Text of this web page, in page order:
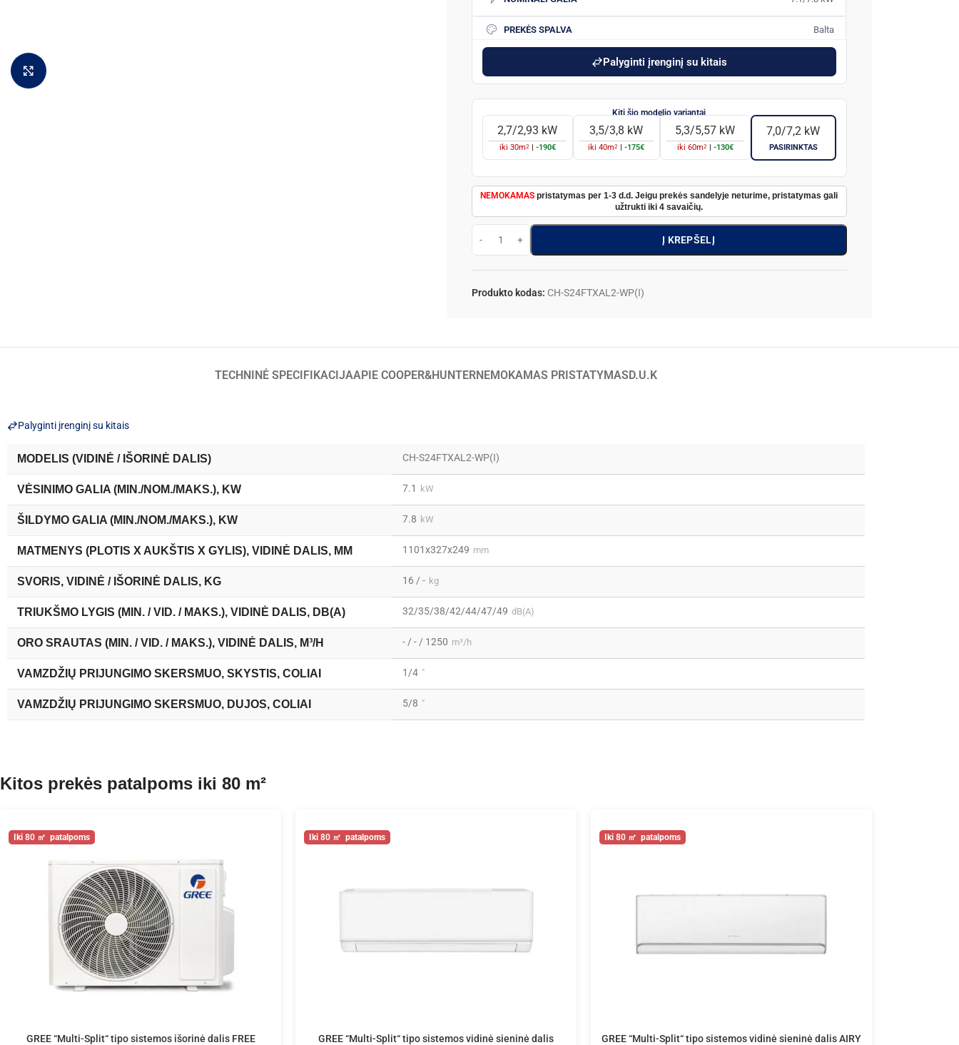
PREKĖS SPALVA Balta
Palyginti įrenginį su kitais
2,7/2,93 kW
iki 30m2 -190€
3,5/3,8 kW
iki40m2 -175€
5,3/5,57 kW
iki 60m2 -130€
7,0/7,2 kW
PASIRINKTAS
NEMOKAMAS pristatymas per 1-3 d.d. Jeigu prekės sandelyje neturime, pristatymas gali
užtrukti iki 4 savaičių.
Į KREPŠELĮ
Produkto kodas: CH-S24FTXAL2-WP(I)
TECHNINĖ SPECIFIKACIJAAPIE COOPER&HUNTERNEMOKAMAS PRISTATYMAS D.U.K
Palyginti įrenginį su kitais
MODELIS (VIDINĖ / IŠORINĖ DALIS) CH-S24FTXAL2-WP(I)
VĖSINIMO GALIA (MIN./NOM./MAKS.), KW 7.1 kW
ŠILDYMO GALIA (MIN./NOM./MAKS.), KW 7.8 kW
MATMENYS (PLOTIS X AUKŠTIS X GYLIS), VIDINĖ DALIS, MM 1101x327x249 mm
SVORIS, VIDINĖ / IŠORINĖ DALIS, KG 16 / - kg
TRIUKŠMO LYGIS (MIN. / VID. / MAKS.), VIDINĖ DALIS, DB(A) 32/35/38/42/44/47/49 dB(A)
ORO SRAUTAS (MIN. / VID. / MAKS.), VIDINĖ DALIS, M³/H - / - / 1250 m³/h
VAMZDŽIŲ PRIJUNGIMO SKERSMUO, SKYSTIS, COLIAI 1/4 "
VAMZDŽIŲ PRIJUNGIMO SKERSMUO, DUJOS, COLIAI 5/8 "
Kitos prekės patalpoms iki 80 m²
80
GREE “Multi-Split“ tipo sistemos išorinė dalis FREE
80
GREE “Multi-Split“ tipo sistemos vidinė sieninė dalis
80
GREE “Multi-Split“ tipo sistemos vidinė sieninė dalis AIRY